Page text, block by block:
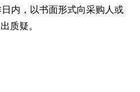
内，以书面形式向采购人或
质疑。